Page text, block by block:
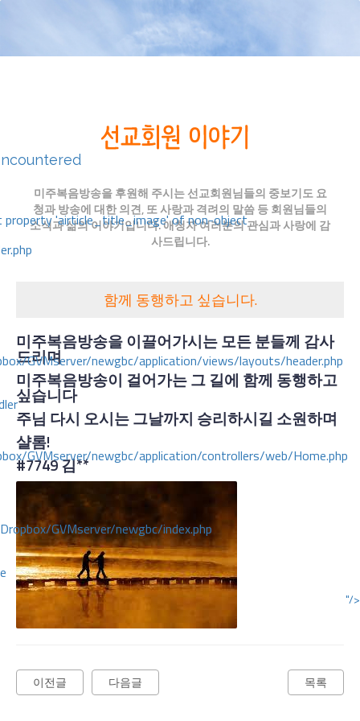
property 'airticle_title_image' of non-object
GVMserver/newgbc/application/views/layouts/header.php
GVMserver/newgbc/application/controllers/web/Home.php
GVMserver/newgbc/index.php
"/>
미주복음방송을 후원해 주시는 선교회원님들의 중보기도 요
청과 방송에 대한 의견, 또 사랑과 격려의 말씀 등 회원님들의
소식과 삶의 이야기입니다. 애청자 여러분의 관심과 사랑에 감
사드립니다.
함께 동행하고 싶습니다.
미주복음방송을 이끌어가시는 모든 분들께 감사
드리며
미주복음방송이 걸어가는 그 길에 함께 동행하고
싶습니다
주님 다시 오시는 그날까지 승리하시길 소원하며
샬롬!
#7749김**
다음글
이전글 목록